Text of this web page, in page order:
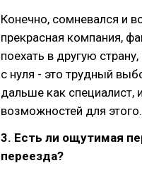
Конечно, сомневался и
прекрасная компания,
поехать в другую
с нуля - это трудный
дальше как специалист,
возможностей для этого.
3. Есть ли ощутимая
переезда?